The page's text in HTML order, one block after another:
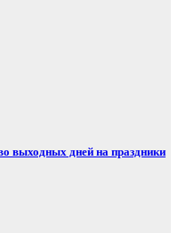
выходных дней на праздники